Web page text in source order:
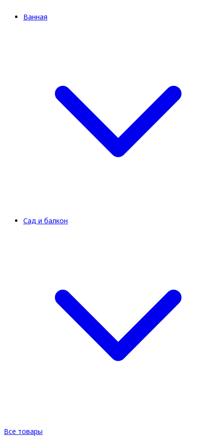
Ванная
Сад и балкон
Все товары